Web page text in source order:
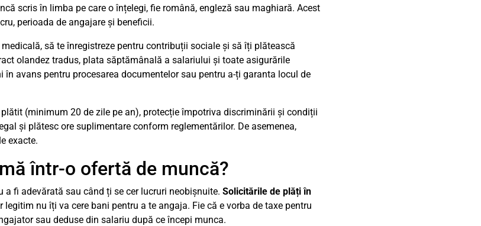
scris în limba pe care o înțelegi, fie română, engleză sau maghiară. Acest
perioada de angajare și beneficii.
să te înregistreze pentru contribuții sociale și să îți plătească
olandez tradus, plata săptămânală a salariului și toate asigurările
avans pentru procesarea documentelor sau pentru a-ți garanta locul de
(minimum 20 de zile pe an), protecție împotriva discriminării și condiții
și plătesc ore suplimentare conform reglementărilor. De asemenea,
exacte.
într-o ofertă de muncă?
fi adevărată sau când ți se cer lucruri neobișnuite. Solicitările de plăți în
nu îți va cere bani pentru a te angaja. Fie că e vorba de taxe pentru
sau deduse din salariu după ce începi munca.